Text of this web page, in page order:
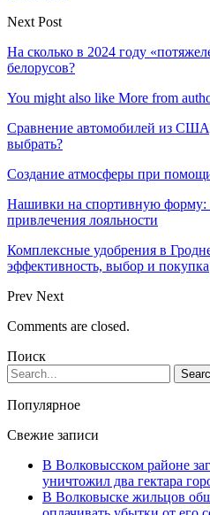
Next Post
На сколько в 2024 году
белорусов?
You might also like More from
Сравнение автомобилей из
выбрать?
Создание атмосферы при
Нашивки на спортивную форму:
привлечения лояльности
Комплексные удобрения в
эффективность, выбор и покупка
Prev Next
Comments are closed.
Поиск
Популярное
Свежие записи
В Волковысском районе
уничтожил два гектара
В Волковыске жильцов